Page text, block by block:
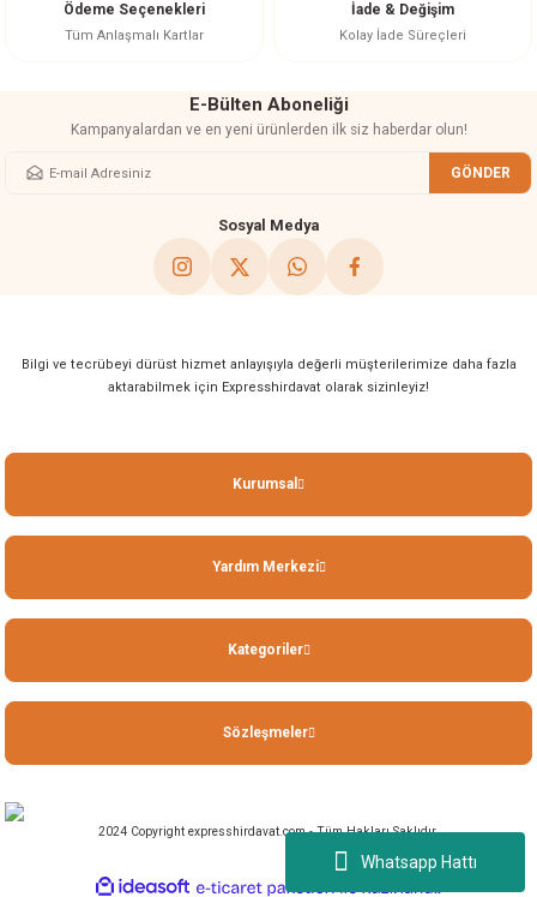
Whatsapp Hattı
Bu ürüne benzer farklı alternatifler olmalı.
Ödeme Seçenekleri
Tüm Anlaşmalı Kartlar
İade & Değişim
Kolay İade Süreçleri
E-Bülten Aboneliği
Kampanyalardan ve en yeni ürünlerden ilk siz haberdar olun!
GÖNDER
Sosyal Medya
Bilgi ve tecrübeyi dürüst hizmet anlayışıyla değerli müşterilerimize daha fazla
aktarabilmek için Expresshirdavat olarak sizinleyiz!
Kurumsal
Yardım Merkezi
Kategoriler
Sözleşmeler
2024 Copyright expresshirdavat.com - Tüm Hakları Saklıdır.
ideasoft